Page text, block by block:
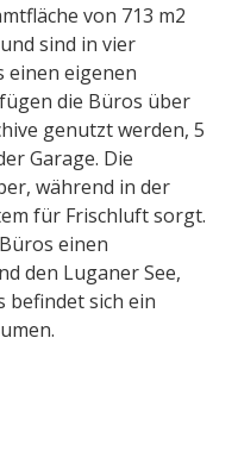
von 713 m2
sind in vier
einen eigenen
die Büros über
genutzt werden, 5
Garage. Die
während in der
für Frischluft sorgt.
einen
den Luganer See,
befindet sich ein